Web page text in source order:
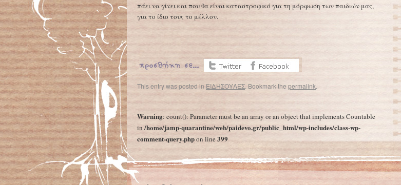
πάει να γίνει και που θα είναι καταστροφικό για τη μόρφωση των παιδιών μας,
για το ίδιο τους το μέλλον.
This entry was posted in ΕΙΔΗΣΟΥΛΕΣ . Bookmark the permalink.
Warning: count(): Parameter must be an array or an object that implements Countable
in/home/jamp-quarantine/web/paidevo.gr/public_html/wp-includes/class-wp-
comment-query.phpon line399